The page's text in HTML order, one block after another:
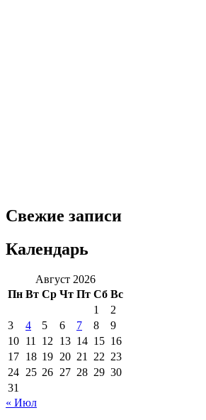
Свежие записи
Календарь
Август 2026
Пн Вт Ср Чт Пт Сб Вс
1
2
3
4 5 6 7 8
9
10 11 12 13 14 15 16
17 18 19 20 21 22 23
24 25 26 27 28 29 30
31
« Июл